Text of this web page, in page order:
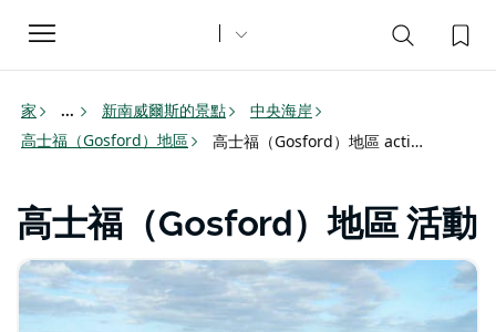
Toggle
navigation
家 ... 新南威爾斯的景點
中央海岸
高士福（Gosford）地區
高士福（Gosford）地區 activities
高士福（Gosford）地區 活動